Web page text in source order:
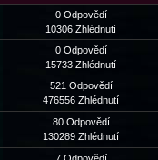
0 Odpovědí
10306 Zhlédnutí
0 Odpovědí
15733 Zhlédnutí
521 Odpovědí
476556 Zhlédnutí
80 Odpovědí
130289 Zhlédnutí